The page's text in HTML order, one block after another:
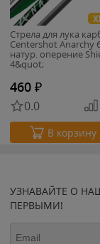
Стрела для лука
Centershot Anarchy
натур. оперение
4&quot;
460 ₽
0.0
В корзину
УЗНАВАЙТЕ О
ПЕРВЫМИ!